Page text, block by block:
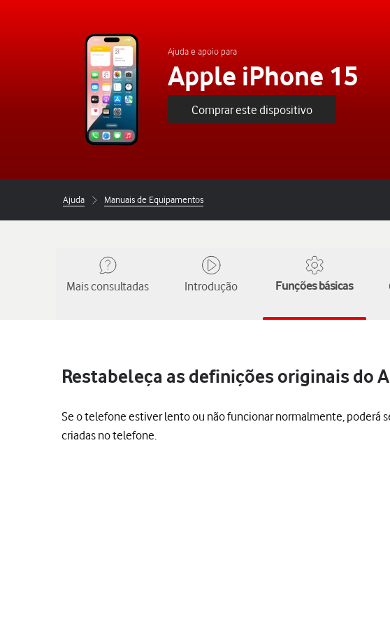
Ajuda e apoio para
Apple iPhone 15
Comprar este dispositivo
Ajuda Manuais de Equipamentos
Mais consultadas Introdução Funções básicas
Restabeleça as definições originais do
Se o telefone estiver lento ou não funcionar normalmente, poderá
criadas no telefone.